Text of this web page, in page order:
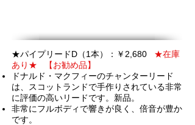
★パイプリードD（1本）：￥2,680 ★在庫
あり★ 【お勧め品】
ドナルド・マクフィーのチャンターリード
は、スコットランドで手作りされている非常
に評価の高いリードです。新品。
非常にフルボディで響きが良く、倍音が豊か
です。